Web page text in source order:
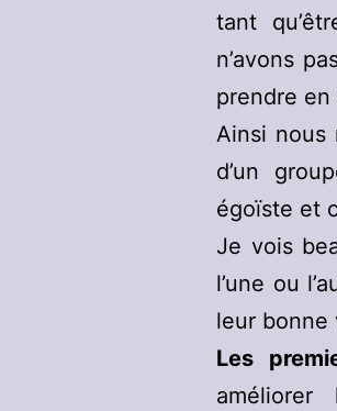
tant
n’avons
prendre en
Ainsi nous
d’un
égoïste et
Je vois
l’une ou
leur bonne
Les